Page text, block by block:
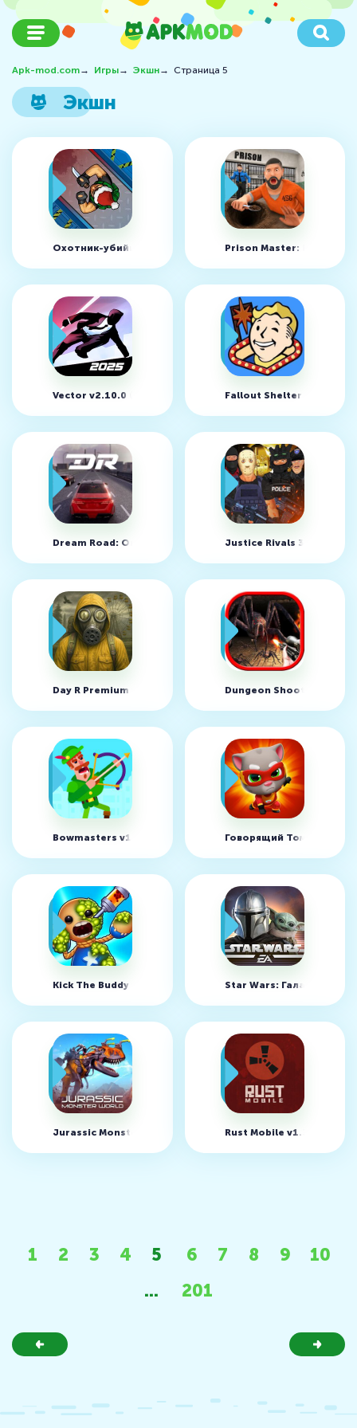
Apk-mod.com→ Игры→ Экшн→ Страница 5
Экшн
Охотник-убийца v2.043 (MOD, Неограниченно алмазов)
Prison Master: Escape
Vector v2.10.0 (MOD, много денег)Fallout Shelter v2.5.1
Dream Road: Online v1.4.2 (MOD, много денег)
Justice Rivals 3
Day R Premium v1.912.3.1 (MOD, много денег)
Dungeon Shooter
Bowmasters v11.5.0 (MOD, Неограниченно денег)
Говорящий Том: погоня
Kick The Buddy v2.19.0 (MOD, Неограниченно денег)
Star Wars: Галактика
Jurassic Monster World v0.20.1 (MOD, много патронов)
Rust Mobile v1.33.1.106
1 2 3 4 5 6 7 8 9
10
...
201